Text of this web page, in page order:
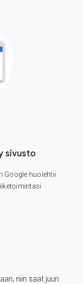
sivusto
Google huolehtii
niin saat juuri